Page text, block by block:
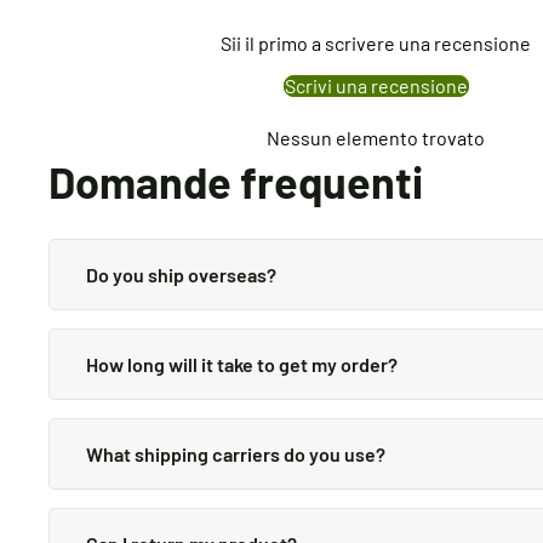
Sii il primo a scrivere una recensione
Scrivi una recensione
Nessun elemento trovato
Domande frequenti
Do you ship overseas?
How long will it take to get my order?
provided in your confirmation email.
What shipping carriers do you use?